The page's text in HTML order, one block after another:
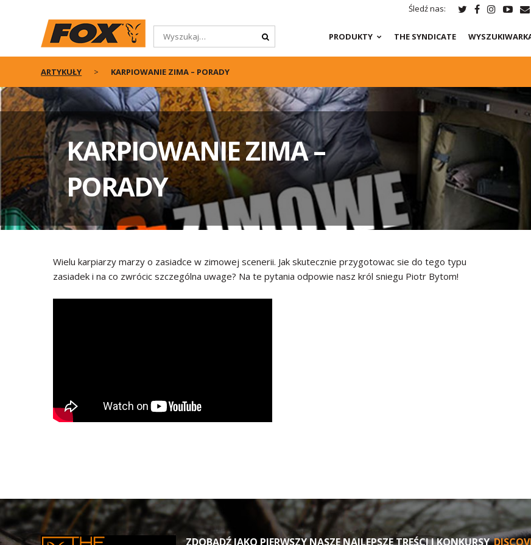
Śledź nas:
PRODUKTY THE SYNDICATE
ARTYKUŁY KARPIOWANIE ZIMA – PORADY
KARPIOWANIE ZIMA –
PORADY
Wielu karpiarzy marzy o zasiadce w zimowej scenerii. Jak skutecznie przygotowac sie do tego typu
zasiadek i na co zwrócic szczególna uwage? Na te pytania odpowie nasz król sniegu Piotr Bytom!
ZDOBĄDŹ JAKO PIERWSZY NASZE NAJLEPSZE TREŚCI I KONKURSY